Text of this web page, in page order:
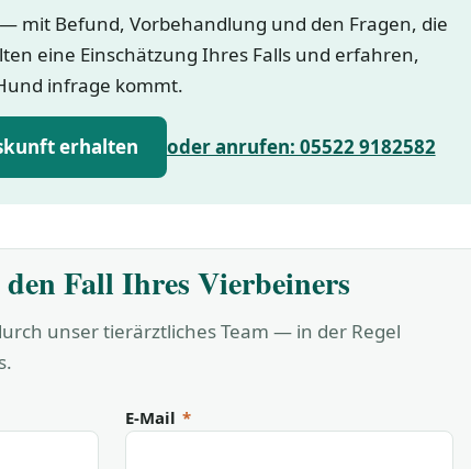
mit Befund, Vorbehandlung und den Fragen, die
eine Einschätzung Ihres Falls und erfahren,
infrage kommt.
erhalten oder anrufen: 05522 9182582
Fall Ihres Vierbeiners
unser tierärztliches Team — in der Regel
E-Mail *